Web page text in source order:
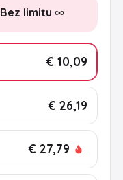
Bez limitu
€ 10,09
€ 26,19
€ 27,79